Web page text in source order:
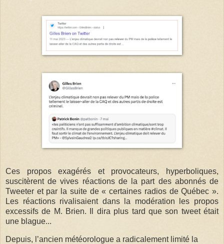
Ces propos exagérés et provocateurs, hyperboliques,
suscitèrent de vives réactions de la part des abonnés de
Tweeter et par la suite de « certaines radios de Québec ».
Les réactions rivalisaient dans la modération les propos
excessifs de M. Brien. Il dira plus tard que son tweet était
une blague...
Depuis, l’ancien météorologue a radicalement limité la